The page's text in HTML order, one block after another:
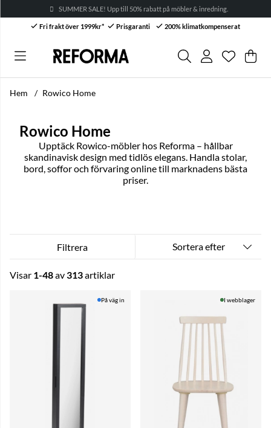
SUMMER SALE! Upp till 50% rabatt på möbler & inredning. →
Fri frakt över 1999kr* Prisgaranti 200% klimatkompenserat
Antal i
. .
Hem Rowico Home
Rowico Home
Upptäck Rowico-möbler hos Reforma – hållbar
skandinavisk design med tidlös elegans. Handla stolar,
bord, soffor och förvaring online till marknadens bästa
priser.
Filtrera Sortera efter
Visar 1-48av313artiklar
På väg in I webblager